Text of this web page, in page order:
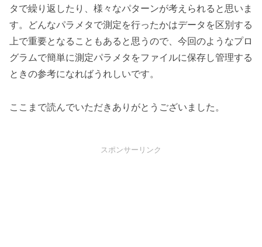
タで繰り返したり、様々なパターンが考えられると思いま
す。どんなパラメタで測定を行ったかはデータを区別する
上で重要となることもあると思うので、今回のようなプロ
グラムで簡単に測定パラメタをファイルに保存し管理する
ときの参考になればうれしいです。
ここまで読んでいただきありがとうございました。
スポンサーリンク